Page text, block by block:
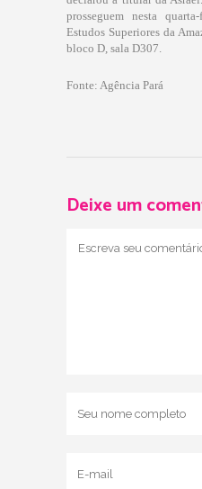
prosseguem nesta
Estudos Superiores da
bloco D, sala D307.
Fonte: Agência Pará
Deixe um